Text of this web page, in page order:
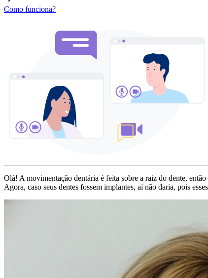
Como funciona?
Olá! A movimentação dentária é feita sobre a raiz do dente,
Agora, caso seus dentes fossem implantes, aí não daria, pois